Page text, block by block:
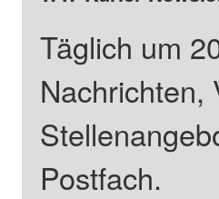
Täglich um
Nachrichten,
Postfach.